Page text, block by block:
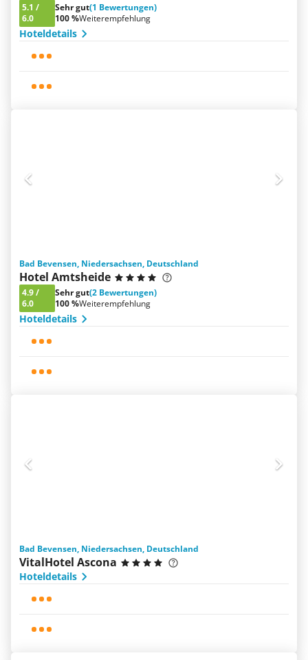
5.1 /
6.0
Sehr gut(1 Bewertungen)
100 %Weiterempfehlung
Hoteldetails
Bad Bevensen, Niedersachsen, Deutschland
Hotel Amtsheide
4.9/
6.0
Sehr gut(2 Bewertungen)
100 %Weiterempfehlung
Hoteldetails
Bad Bevensen, Niedersachsen, Deutschland
VitalHotel Ascona
Hoteldetails